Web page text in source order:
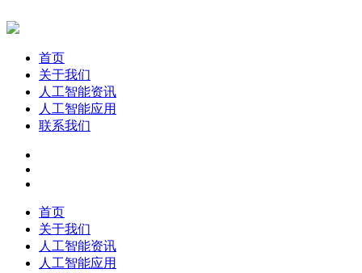
首页
关于我们
人工智能资讯
人工智能应用
联系我们
首页
关于我们
人工智能资讯
人工智能应用